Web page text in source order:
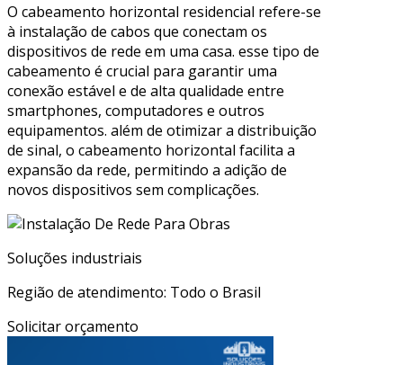
O cabeamento horizontal residencial refere-se
à instalação de cabos que conectam os
dispositivos de rede em uma casa. esse tipo de
cabeamento é crucial para garantir uma
conexão estável e de alta qualidade entre
smartphones, computadores e outros
equipamentos. além de otimizar a distribuição
de sinal, o cabeamento horizontal facilita a
expansão da rede, permitindo a adição de
novos dispositivos sem complicações.
Soluções industriais
Região de atendimento: Todo o Brasil
Solicitar orçamento